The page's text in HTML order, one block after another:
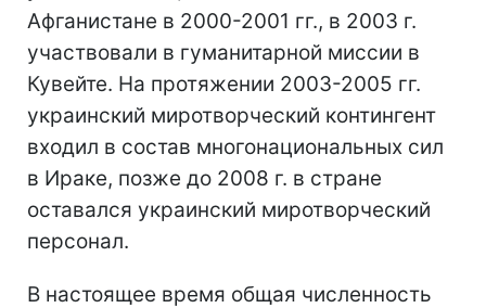
Афганистане в 2000-2001 гг., в 2003 г.
участвовали в гуманитарной миссии в
Кувейте. На протяжении 2003-2005 гг.
украинский миротворческий контингент
входил в состав многонациональных сил
в Ираке, позже до 2008 г. в стране
оставался украинский миротворческий
персонал.
В настоящее время общая численность